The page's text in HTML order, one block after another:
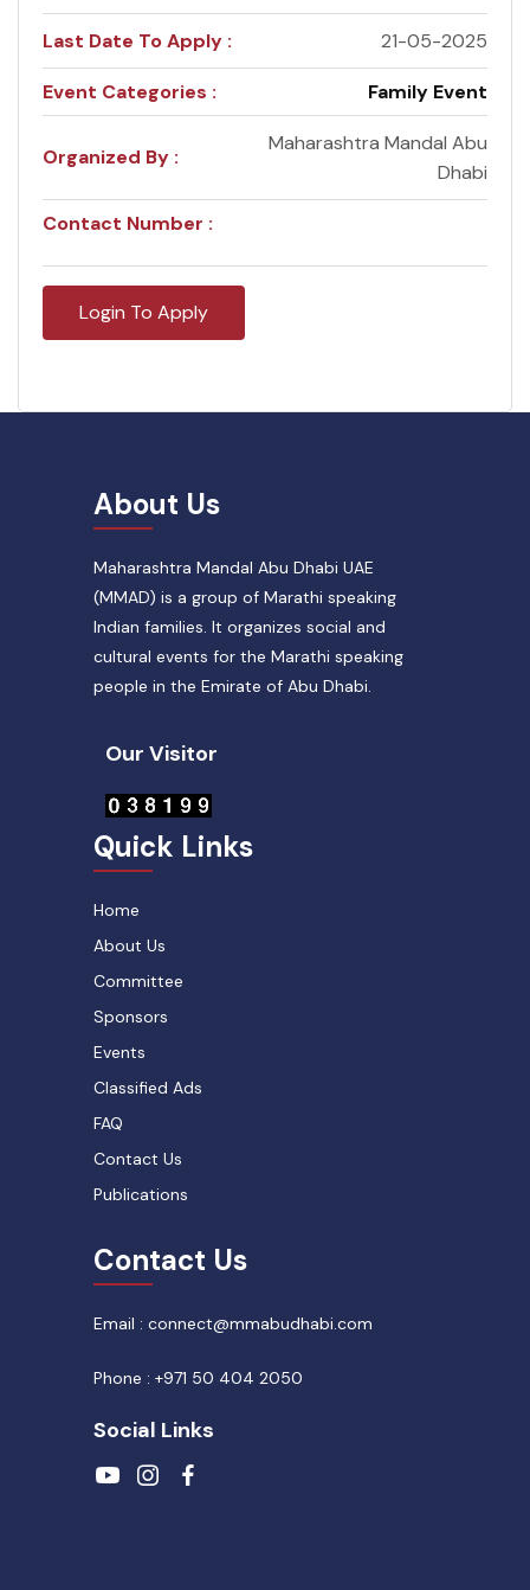
Last Date To Apply : 21-05-2025
Event Categories : Family Event
Organized By :
Maharashtra Mandal Abu
Dhabi
Contact Number :
Login To Apply
About Us
Maharashtra Mandal Abu Dhabi UAE
(MMAD) is a group of Marathi speaking
Indian families. It organizes social and
cultural events for the Marathi speaking
people in the Emirate of Abu Dhabi.
Our Visitor
Quick Links
Home
About Us
Committee
Sponsors
Events
Classified Ads
FAQ
Contact Us
Publications
Contact Us
Email : connect@mmabudhabi.com
Phone : +971 50 404 2050
Social Links